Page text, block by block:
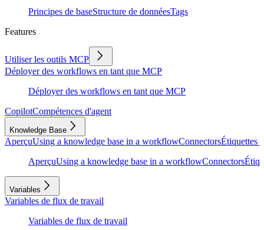
Principes de baseStructure de donnéesTags
Features
Utiliser les outils MCP
Déployer des workflows en tant que MCP
Déployer des workflows en tant que MCP
CopilotCompétences d'agent
Knowledge Base
AperçuUsing a knowledge base in a workflowConnectorsÉtiquettes
AperçuUsing a knowledge base in a workflowConnectors
Variables
Variables de flux de travail
Variables de flux de travail